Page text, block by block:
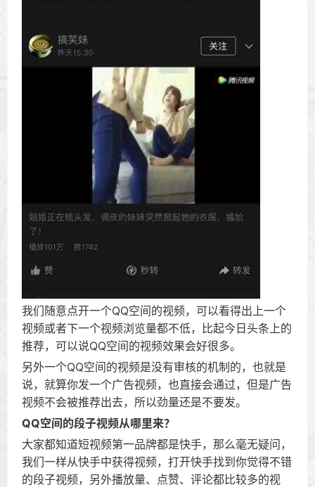
我们随意点开一个QQ空间的视频，可以看得出上一个
视频或者下一个视频浏览量都不低，比起今日头条上的
推荐，可以说QQ空间的视频效果会好很多。
另外一个QQ空间的视频是没有审核的机制的，也就是
说，就算你发一个广告视频，也直接会通过，但是广告
视频不会被推荐出去，所以劲量还是不要发。
QQ空间的段子视频从哪里来？
大家都知道短视频第一品牌都是快手，那么毫无疑问，
我们一样从快手中获得视频，打开快手找到你觉得不错
的段子视频，另外播放量、点赞、评论都比较多的视